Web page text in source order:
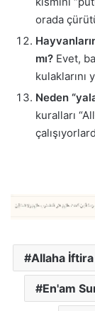
orada
mı? Evet,
kulaklarını
Neden
kuralları
Allaha
En'am